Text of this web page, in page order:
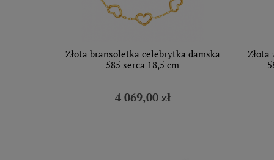
Złota bransoletka celebrytka damska
585 serca 18,5 cm
4 069,00 zł
Złota